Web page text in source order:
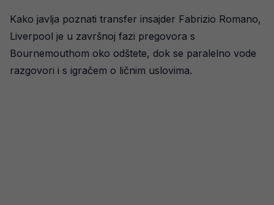
Kako javlja poznati transfer insajder Fabrizio Romano,
Liverpool je u završnoj fazi pregovora s
Bournemouthom oko odštete, dok se paralelno vode
razgovori i s igračem o ličnim uslovima.